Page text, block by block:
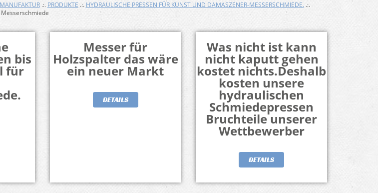
.:. PRODUKTE .:. HYDRAULISCHE PRESSEN FÜR KUNST UND DAMASZENER-MESSERSCHMIEDE..:.
bis
für
Messer für
Holzspalter das wäre
ein neuer Markt
DETAILS
Was nicht ist kann
nicht kaputt gehen
kostet nichts.Deshalb
kosten unsere
hydraulischen
Schmiedepressen
Bruchteile unserer
Wettbewerber
DETAILS